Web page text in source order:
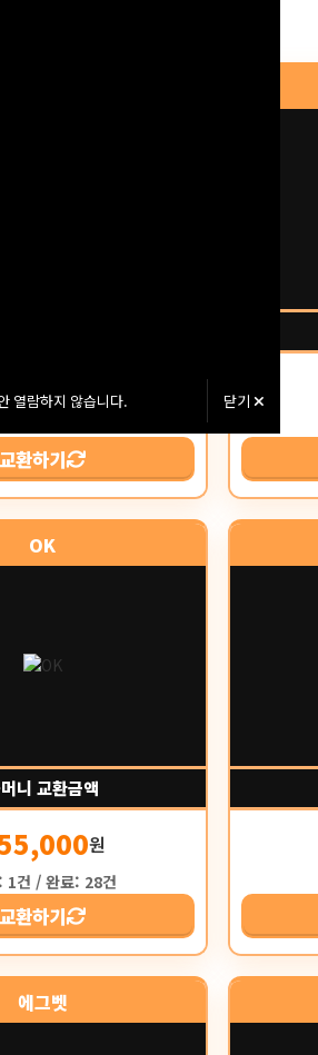
열람하지 않습니다. 닫기
교환하기
OK
니 교환금액
원
1건 / 완료: 28건
교환하기
에그벳